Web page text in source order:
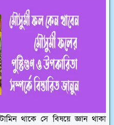
থাকে সে বিষয়ে জ্ঞান থাকা